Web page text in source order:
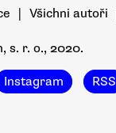
| Všichni autoři
s. r. o., 2020.
Instagram RSS